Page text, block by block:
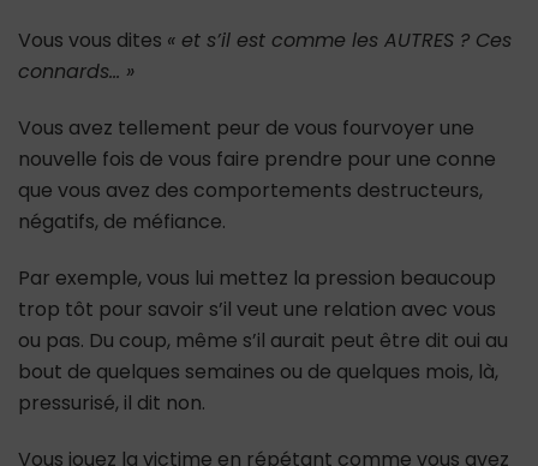
Vous vous dites « et s’il est comme les AUTRES ? Ces
connards… »
Vous avez tellement peur de vous fourvoyer une
nouvelle fois de vous faire prendre pour une conne
que vous avez des comportements destructeurs,
négatifs, de méfiance.
Par exemple, vous lui mettez la pression beaucoup
trop tôt pour savoir s’il veut une relation avec vous
ou pas. Du coup, même s’il aurait peut être dit oui au
bout de quelques semaines ou de quelques mois, là,
pressurisé, il dit non.
Vous jouez la victime en répétant comme vous avez